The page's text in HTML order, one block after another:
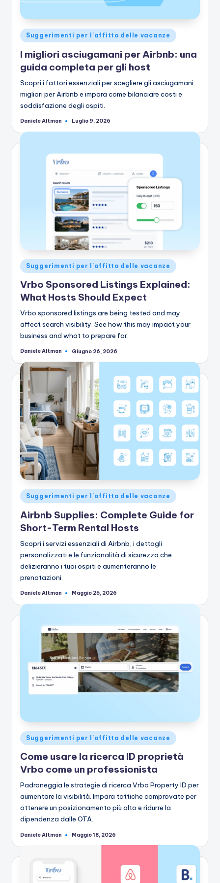
Pubblicato
in
Suggerimenti per l'affitto delle vacanze
I migliori asciugamani per Airbnb: una
guida completa per gli host
Scopri i fattori essenziali per scegliere gli asciugamani
migliori per Airbnb e impara come bilanciare costi e
soddisfazione degli ospiti.
Pubblicato
Daniele Altman Luglio 9, 2026
Pubblicato
in
Suggerimenti per l'affitto delle vacanze
Vrbo Sponsored Listings Explained:
What Hosts Should Expect
Vrbo sponsored listings are being tested and may
affect search visibility. See how this may impact your
business and what to prepare for.
Pubblicato
Daniele Altman Giugno 26, 2026
Pubblicato
in
Suggerimenti per l'affitto delle vacanze
Airbnb Supplies: Complete Guide for
Short-Term Rental Hosts
Scopri i servizi essenziali di Airbnb, i dettagli
personalizzati e le funzionalità di sicurezza che
delizieranno i tuoi ospiti e aumenteranno le
prenotazioni.
Pubblicato
Daniele Altman Maggio 25, 2026
Pubblicato
in
Suggerimenti per l'affitto delle vacanze
Come usare la ricerca ID proprietà
Vrbo come un professionista
Padroneggia le strategie di ricerca Vrbo Property ID per
aumentare la visibilità. Impara tattiche comprovate per
ottenere un posizionamento più alto e ridurre la
dipendenza dalle OTA.
Pubblicato
Daniele Altman Maggio 18, 2026